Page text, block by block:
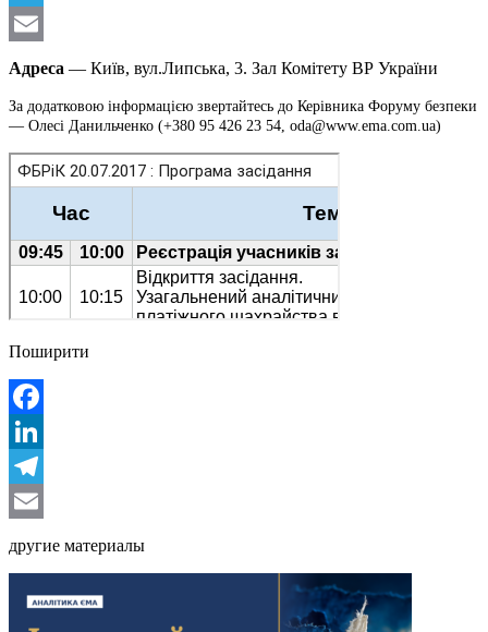
Telegram
Email
Адреса — Київ, вул.Липська, 3. Зал Комітету ВР України
За додатковою інформацією звертайтесь до Керівника Форуму безпеки
— Олесі Данильченко (+380 95 426 23 54, oda@www.ema.com.ua)
Поширити
Facebook
LinkedIn
Telegram
другие материалы